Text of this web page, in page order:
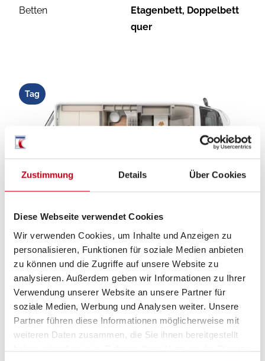
Zustimmung Details Über Cookies
Diese Webseite verwendet Cookies
Wir verwenden Cookies, um Inhalte und Anzeigen zu
personalisieren, Funktionen für soziale Medien anbieten
zu können und die Zugriffe auf unsere Website zu
analysieren. Außerdem geben wir Informationen zu Ihrer
Verwendung unserer Website an unsere Partner für
soziale Medien, Werbung und Analysen weiter. Unsere
Partner führen diese Informationen möglicherweise mit
weiteren Daten zusammen, die Sie ihnen bereitgestellt
haben oder die sie im Rahmen Ihrer Nutzung der Dienste
Betten
Etagenbett, Doppelbett
quer
Tag
Beschreibung
Aktion Preis. Leistung. Carado. -> Preisvorteil
2.500,-!!!<- JETZT SICHERN!